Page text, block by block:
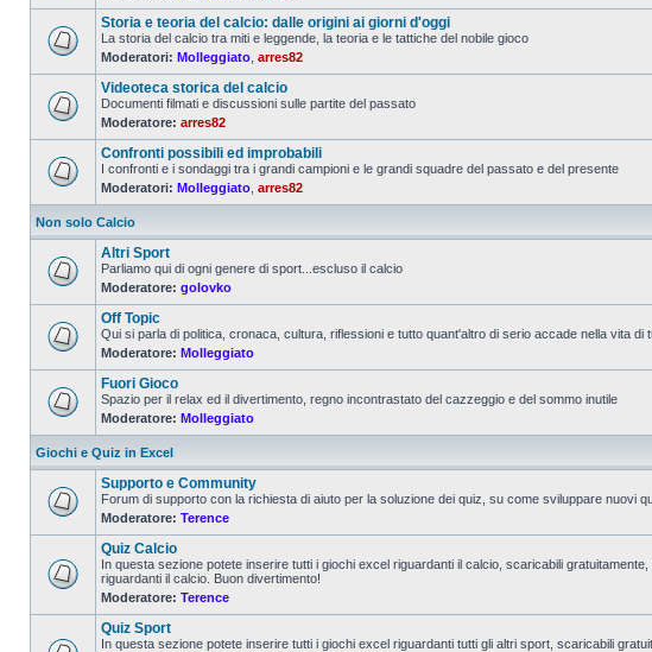
Storia e teoria del calcio: dalle origini ai giorni d'oggi
La storia del calcio tra miti e leggende, la teoria e le tattiche del nobile gioco
Moderatori: Molleggiato arres82
Videoteca storica del calcio
Documenti filmati e discussioni sulle partite del passato
Moderatore: arres82
Confronti possibili ed improbabili
I confronti e i sondaggi tra i grandi campioni e le grandi squadre del passato e del presente
Moderatori: Molleggiato arres82
Non solo Calcio
Altri Sport
Parliamo qui di ogni genere di sport...escluso il calcio
Moderatore: golovko
Off Topic
Qui si parla di politica, cronaca, cultura, riflessioni e tutto quant'altro di serio accade nella vita di
Moderatore: Molleggiato
Fuori Gioco
Spazio per il relax ed il divertimento, regno incontrastato del cazzeggio e del sommo inutile
Moderatore: Molleggiato
Giochi e Quiz in Excel
Supporto e Community
Forum di supporto con la richiesta di aiuto per la soluzione dei quiz, su come sviluppare nuovi
Moderatore: Terence
Quiz Calcio
In questa sezione potete inserire tutti i giochi excel riguardanti il calcio, scaricabili
riguardanti il calcio. Buon divertimento!
Moderatore: Terence
Quiz Sport
In questa sezione potete inserire tutti i giochi excel riguardanti tutti gli altri sport, scaricabili